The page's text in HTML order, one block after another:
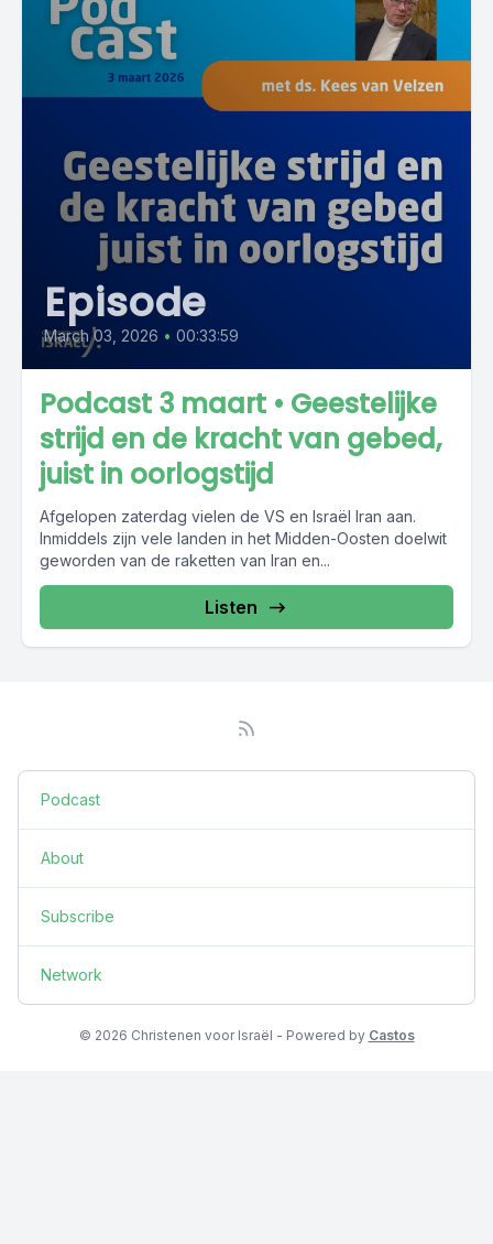
Episode
March 03, 2026 • 00:33:59
Podcast 3 maart • Geestelijke
strijd en de kracht van gebed,
juist in oorlogstijd
Afgelopen zaterdag vielen de VS en Israël Iran aan.
Inmiddels zijn vele landen in het Midden-Oosten doelwit
geworden van de raketten van Iran en...
Listen
Podcast
About
Subscribe
Network
© 2026 Christenen voor Israël - Powered by Castos